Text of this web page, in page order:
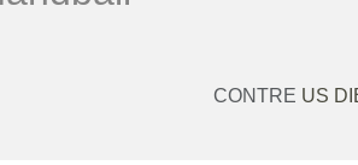
CONTRE US